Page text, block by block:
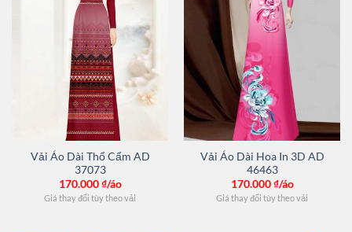
Vải Áo Dài Thổ Cẩm AD
37073
170.000₫/áo
Giá thay đổi tùy theo vải
Vải Áo Dài Hoa In 3D AD
46463
170.000₫/áo
Giá thay đổi tùy theo vải